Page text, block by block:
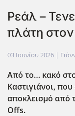
Ρεάλ –
πλάτη στον
03 Ιουνίου 2026 |
Από το… κακό
Καστιγιάνοι,
αποκλεισμό από
Offs.